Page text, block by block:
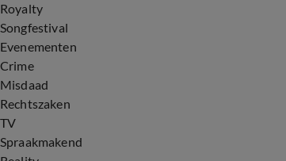
Royalty
Songfestival
Evenementen
Crime
Misdaad
Rechtszaken
TV
Spraakmakend